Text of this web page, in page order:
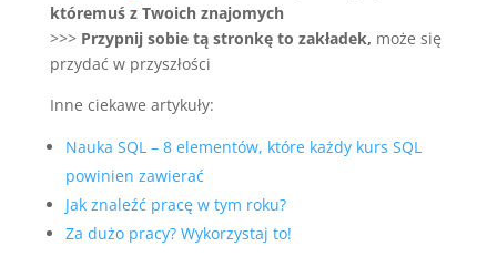
któremuś z Twoich znajomych
>>> Przypnij sobie tą stronkę to zakładek, może się
przydać w przyszłości
Inne ciekawe artykuły:
Nauka SQL – 8 elementów, które każdy kurs SQL
powinien zawierać
Jak znaleźć pracę w tym roku?
Za dużo pracy? Wykorzystaj to!